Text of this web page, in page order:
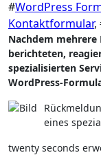
#WordPress
Kontaktformular,
Nachdem mehrere Kunden über verlorene Kontaktanfragen
berichteten,
spezialisierten
WordPress-
eines
twenty seconds